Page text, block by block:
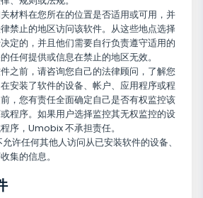
材料在您所在的位置是否适用或可用，并
禁止的地区访问该软件。从这些地点选择
定的，并且他们需要自行负责遵守适用的
任何提供或信息在禁止的地区无效。
之前，请咨询您自己的法律顾问，了解您
安装了软件的设备、帐户、应用程序或程
，您有责任全面确定自己是否有权监控该
程序。如果用户选择监控其无权监控的设
序，Umobix 不承担责任。
许任何其他人访问从已安装软件的设备、
集的信息。